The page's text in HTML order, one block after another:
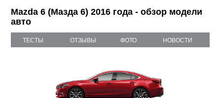
Mazda 6 (Мазда 6) 2016 года - обзор модели
авто
ТЕСТЫ ОТЗЫВЫ ФОТО НОВОСТИ